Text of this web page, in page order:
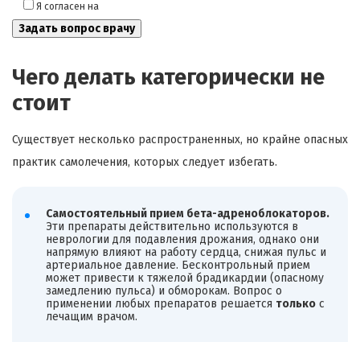
Я согласен на
Чего делать категорически не
стоит
Существует несколько распространенных, но крайне опасных
практик самолечения, которых следует избегать.
Самостоятельный прием бета-адреноблокаторов.
Эти препараты действительно используются в
неврологии для подавления дрожания, однако они
напрямую влияют на работу сердца, снижая пульс и
артериальное давление. Бесконтрольный прием
может привести к тяжелой брадикардии (опасному
замедлению пульса) и обморокам. Вопрос о
применении любых препаратов решается толькос
лечащим врачом.